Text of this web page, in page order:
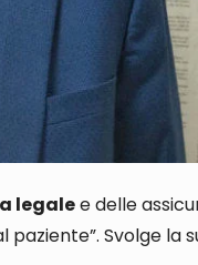
legalee delle
paziente”. Svolge